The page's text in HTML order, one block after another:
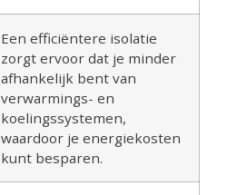
Een efficiëntere isolatie
zorgt ervoor dat je minder
afhankelijk bent van
verwarmings- en
koelingssystemen,
waardoor je energiekosten
kunt besparen.